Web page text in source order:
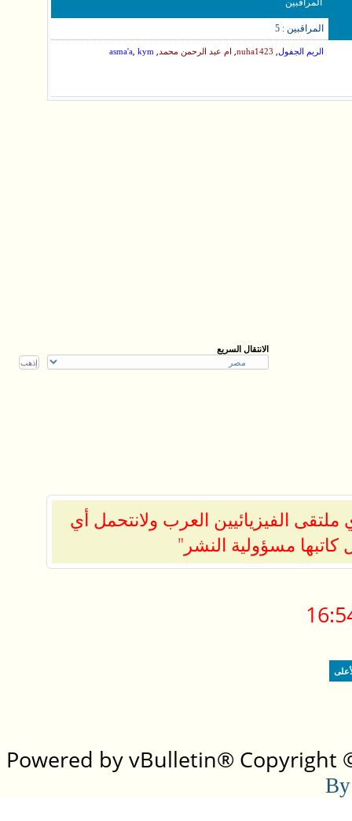
المراقبين : 5
الريم الجفول,
nuha1423
, ام عبد الرحمن محمد ,
asma'a, kym
الانتقال السريع
الفيزيائيين العرب ولانتحمل أي
مسؤولية النشر"
Powered by vBulletin® Copyright